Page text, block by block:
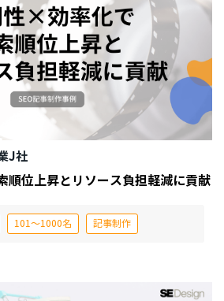
J社
位上昇とリソース負担軽減に貢献
101～1000名 記事制作